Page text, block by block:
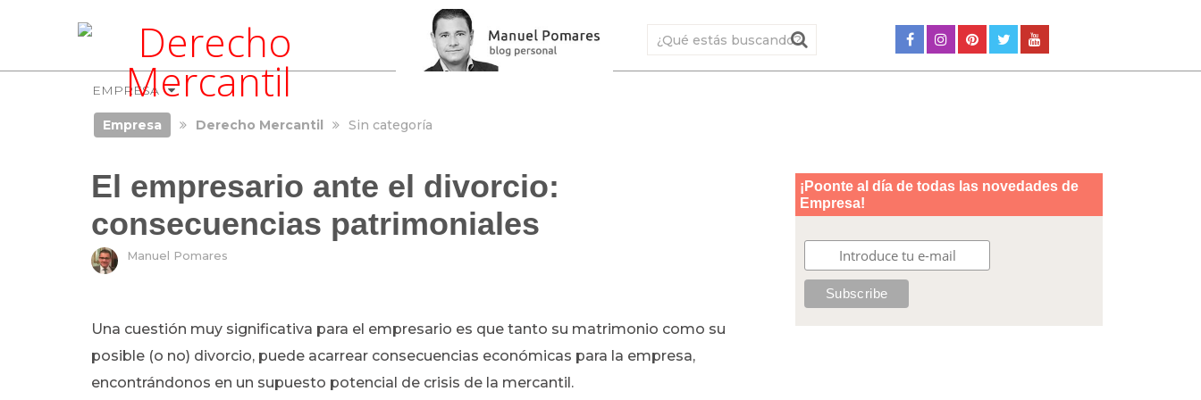
EMPRESA
Empresa Derecho Mercantil Sin categoría
El empresario ante el divorcio:
consecuencias patrimoniales
Manuel Pomares
Una cuestión muy significativa para el empresario es que tanto su matrimonio como su
posible (o no) divorcio, puede acarrear consecuencias económicas para la empresa,
encontrándonos en un supuesto potencial de crisis de la mercantil.